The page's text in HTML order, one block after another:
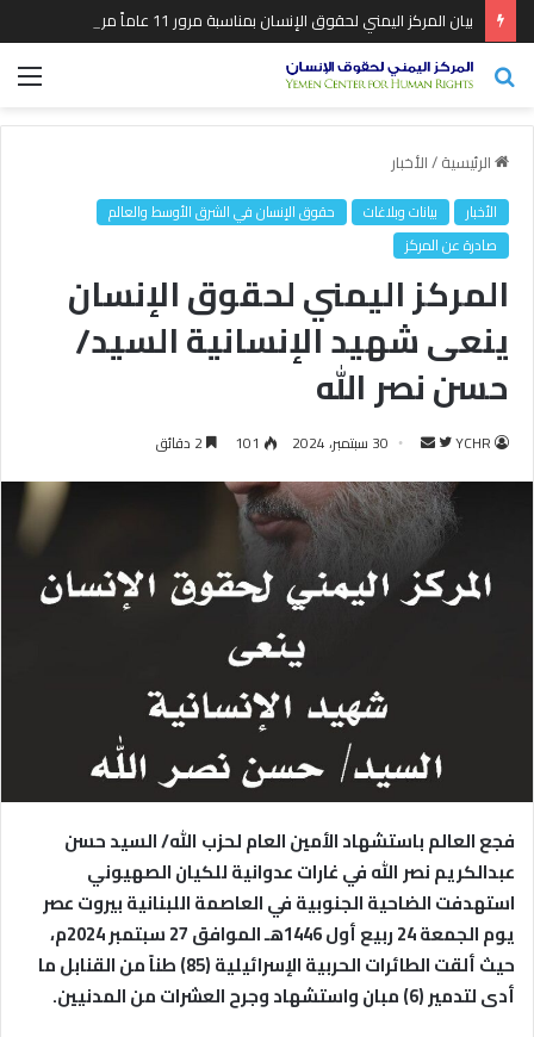
بحث
الرئيسية/الأخبار
الأخبار بيانات وبلاغات
حقوق الإنسان في الشرق الأوسط والعالم
صادرة عن المركز
المركز اليمني لحقوق الإنسان
ينعى شهيد الإنسانية السيد/
حسن نصر الله
YCHR
ت
ب
ع
ع
ل
س
ل
ر
ك
ت
و
ن
ي
30 سبتمبر، 2024 101
فجع العالم باستشهاد الأمين العام لحزب الله/ السيد حسن
عبدالكريم نصر الله في غارات عدوانية للكيان الصهيوني
استهدفت الضاحية الجنوبية في العاصمة اللبنانية بيروت عصر
يوم الجمعة 24 ربيع أول 1446هـ الموافق 27 سبتمبر 2024م،
حيث ألقت الطائرات الحربية الإسرائيلية (85) طناً من القنابل ما
أدى لتدمير (6) مبان واستشهاد وجرح العشرات من المدنيين.